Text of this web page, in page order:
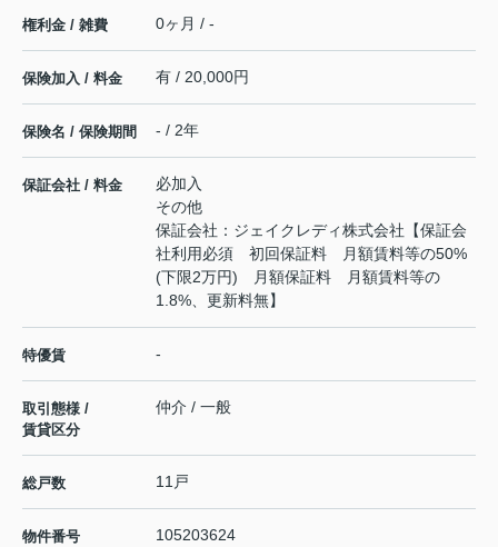
権利金 / 雑費 0ヶ月 / -
保険加入 / 料金 有 / 20,000円
保険名 / 保険期間 - / 2年
保証会社 / 料金
必加入
その他
保証会社：ジェイクレディ株式会社【保証会
社利用必須 初回保証料 月額賃料等の50%
(下限2万円) 月額保証料 月額賃料等の
1.8%、更新料無】
特優賃 -
取引態様 /
賃貸区分
仲介 / 一般
総戸数 11戸
物件番号 105203624